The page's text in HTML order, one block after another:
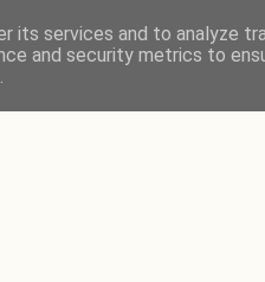
its services and to analyze
and security metrics to